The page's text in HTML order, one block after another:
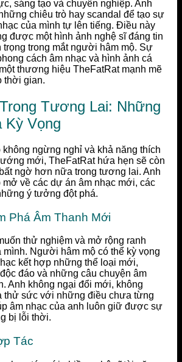
sáng tạo và chuyên nghiệp. Anh
chiêu trò hay scandal để tạo sự
của mình tự lên tiếng. Điều này
được một hình ảnh nghệ sĩ đáng tin
trong mắt người hâm mộ. Sự
cách âm nhạc và hình ảnh cá
thương hiệu TheFatRat mạnh mẽ
thời gian.
Tương Lai: Những
Kỳ Vọng
ngừng nghỉ và khả năng thích
mới, TheFatRat hứa hẹn sẽ còn
ngờ hơn nữa trong tương lai. Anh
về các dự án âm nhạc mới, các
ý tưởng đột phá.
Phá Âm Thanh Mới
thử nghiệm và mở rộng ranh
Người hâm mộ có thể kỳ vọng
kết hợp những thể loại mới,
đáo và những câu chuyện âm
Anh không ngại đổi mới, không
thử sức với những điều chưa từng
âm nhạc của anh luôn giữ được sự
bị lỗi thời.
Tác